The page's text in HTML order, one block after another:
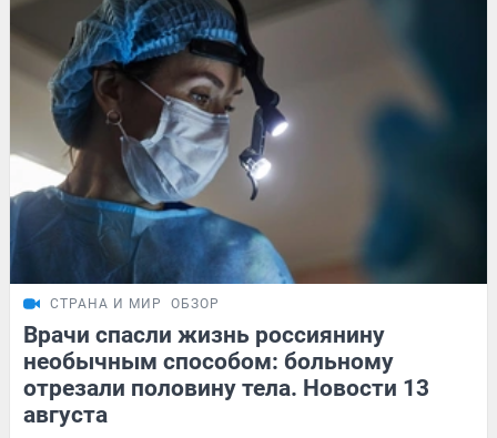
СТРАНА И МИР ОБЗОР
Врачи спасли жизнь россиянину
необычным способом: больному
отрезали половину тела. Новости 13
августа